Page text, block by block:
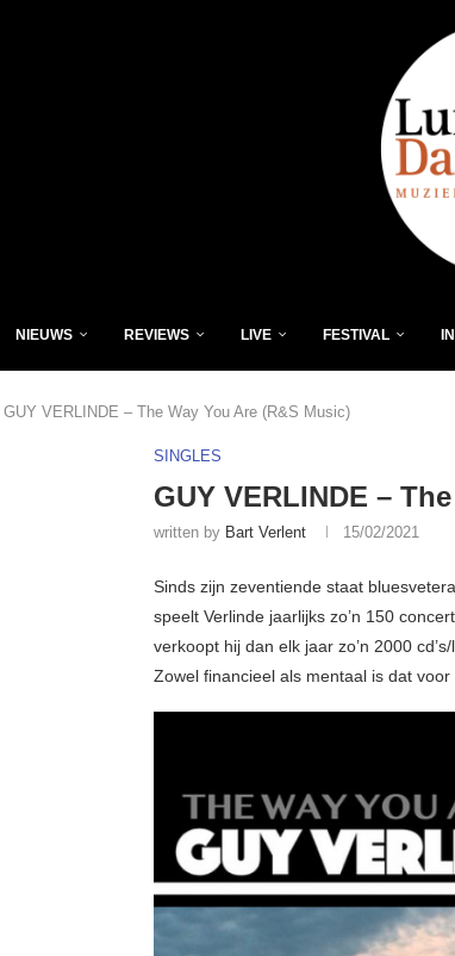
NIEUWS REVIEWS LIVE FESTIVAL
GUY VERLINDE – The Way You Are (R&S Music)
SINGLES
GUY VERLINDE –
written by Bart Verlent 15/02/2021
Sinds zijn zeventiende staat
speelt Verlinde jaarlijks zo’n 150
verkoopt hij dan elk jaar zo’n 2000
Zowel financieel als mentaal is dat